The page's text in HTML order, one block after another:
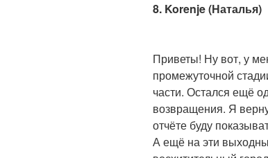
8. Korenje (Наталья)
Приветы! Ну вот, у
промежуточной
части. Остался ещё
возвращения. Я
отчёте буду
А ещё на эти